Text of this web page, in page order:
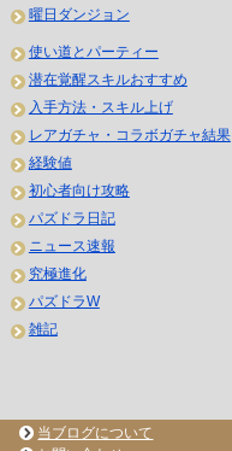
曜日ダンジョン
使い道とパーティー
潜在覚醒スキルおすすめ
入手方法・スキル上げ
レアガチャ・コラボガチャ結果
経験値
初心者向け攻略
パズドラ日記
ニュース速報
究極進化
パズドラW
雑記
当ブログについて